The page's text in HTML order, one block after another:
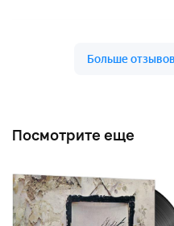
Посмотрите еще